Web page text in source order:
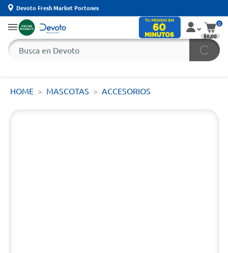
Devoto Fresh Market Portones
0
$0,00
HOME MASCOTAS ACCESORIOS